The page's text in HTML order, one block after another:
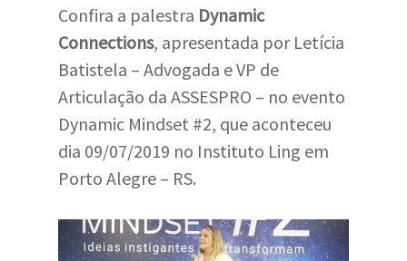
Confira a palestra Dynamic
Connections, apresentada por Letícia
Batistela – Advogada e VP de
Articulação da ASSESPRO – no evento
Dynamic Mindset #2, que aconteceu
dia 09/07/2019 no Instituto Ling em
Porto Alegre – RS.